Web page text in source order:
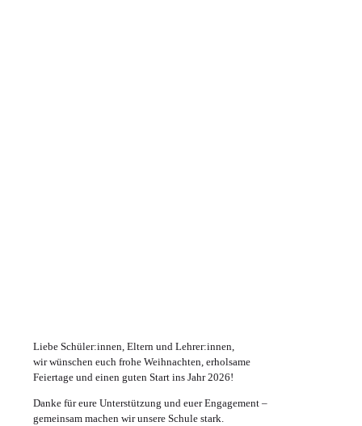
Liebe Schüler:innen, Eltern und Lehrer:innen,
wir wünschen euch frohe Weihnachten, erholsame
Feiertage und einen guten Start ins Jahr 2026!
Danke für eure Unterstützung und euer Engagement –
gemeinsam machen wir unsere Schule stark.